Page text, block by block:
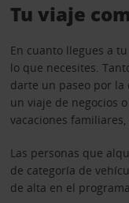
Tu viaje
En cuanto llegues a
lo que necesites.
darte un paseo por la
un viaje de negocios
vacaciones
Las personas que
de categoría de
de alta en el